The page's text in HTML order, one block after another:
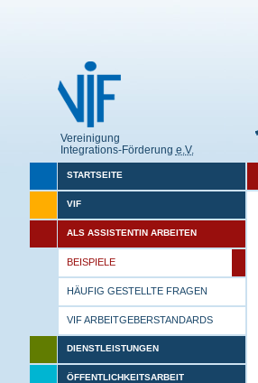
Vereinigung
Integrations-Förderung e.V.
STARTSEITE
VIF
ALS ASSISTENTIN ARBEITEN
BEISPIELE
HÄUFIG GESTELLTE FRAGEN
VIF ARBEITGEBERSTANDARDS
DIENSTLEISTUNGEN
ÖFFENTLICHKEITSARBEIT